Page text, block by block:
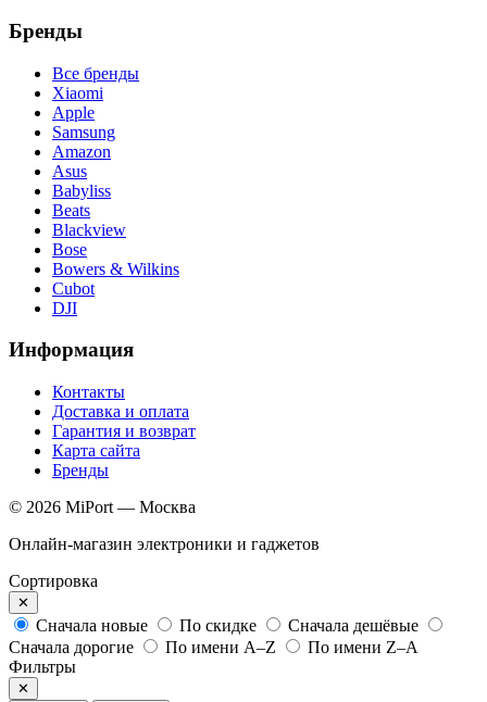
Бренды
Все бренды
Xiaomi
Apple
Samsung
Amazon
Asus
Babyliss
Beats
Blackview
Bose
Bowers & Wilkins
Cubot
DJI
Информация
Контакты
Доставка и оплата
Гарантия и возврат
Карта сайта
Бренды
© 2026 MiPort — Москва
Онлайн-магазин электроники и гаджетов
Сортировка
✕
Сначала новые По скидке
Сначала дешёвые
Сначала дорогие
По имени A–Z
По имени Z–A
Фильтры
✕